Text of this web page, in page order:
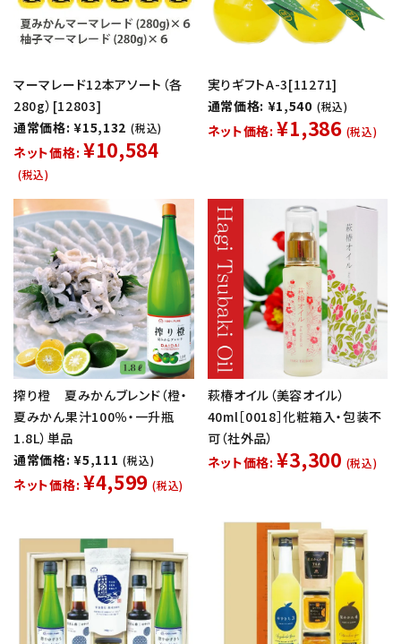
マーマレード12本アソート（各
280g）[12803]
通常価格: ¥15,132 (税込)
ネット価格: ¥10,584
(税込)
実りギフトA-3[11271]
通常価格: ¥1,540 (税込)
ネット価格: ¥1,386 (税込)
搾り橙 夏みかんブレンド（橙・
夏みかん果汁100％・一升瓶
1.8L）単品
通常価格: ¥5,111 (税込)
ネット価格: ¥4,599 (税込)
萩椿オイル（美容オイル）
40ml［0018］化粧箱入・包装不
可（社外品）
ネット価格: ¥3,300 (税込)